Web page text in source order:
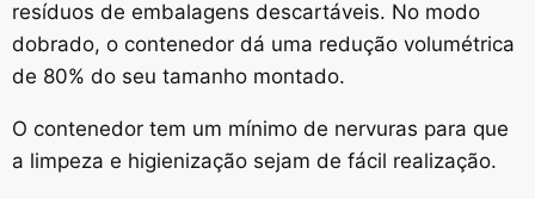
resíduos de embalagens descartáveis. No modo
dobrado, o contenedor dá uma redução volumétrica
de 80% do seu tamanho montado.
O contenedor tem um mínimo de nervuras para que
a limpeza e higienização sejam de fácil realização.